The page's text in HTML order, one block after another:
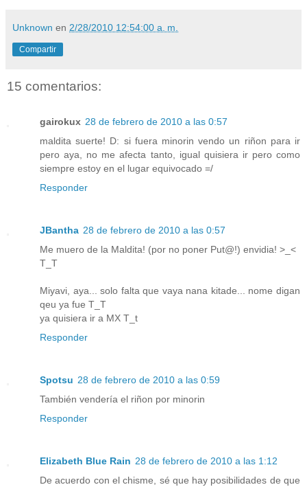
Unknown en 2/28/2010 12:54:00 a. m.
Compartir
15 comentarios:
gairokux 28 de febrero de 2010 a las 0:57
maldita suerte! D: si fuera minorin vendo un riñon para ir
pero aya, no me afecta tanto, igual quisiera ir pero como
siempre estoy en el lugar equivocado =/
Responder
JBantha 28 de febrero de 2010 a las 0:57
Me muero de la Maldita! (por no poner Put@!) envidia! >_<
T_T
Miyavi, aya... solo falta que vaya nana kitade... nome digan
qeu ya fue T_T
ya quisiera ir a MX T_t
Responder
Spotsu 28 de febrero de 2010 a las 0:59
También vendería el riñon por minorin
Responder
Elizabeth Blue Rain 28 de febrero de 2010 a las 1:12
De acuerdo con el chisme, sé que hay posibilidades de que